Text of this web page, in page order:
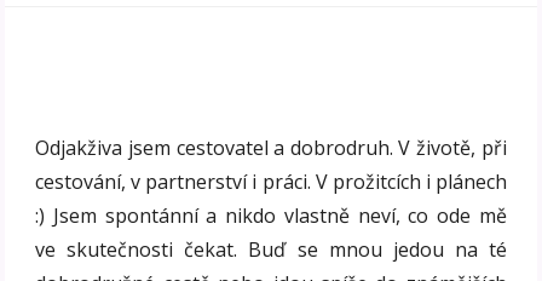
Odjakživa jsem cestovatel a dobrodruh. V životě, při
cestování, v partnerství i práci. V prožitcích i plánech
:) Jsem spontánní a nikdo vlastně neví, co ode mě
ve skutečnosti čekat. Buď se mnou jedou na té